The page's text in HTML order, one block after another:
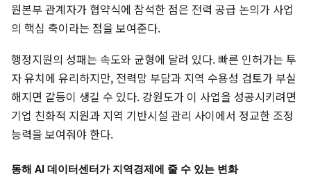
원본부 관계자가 협약식에 참석한 점은 전력 공급 논의가 사업
의 핵심 축이라는 점을 보여준다.
행정지원의 성패는 속도와 균형에 달려 있다. 빠른 인허가는 투
자 유치에 유리하지만, 전력망 부담과 지역 수용성 검토가 부실
해지면 갈등이 생길 수 있다. 강원도가 이 사업을 성공시키려면
기업 친화적 지원과 지역 기반시설 관리 사이에서 정교한 조정
능력을 보여줘야 한다.
동해 AI 데이터센터가 지역경제에 줄 수 있는 변화